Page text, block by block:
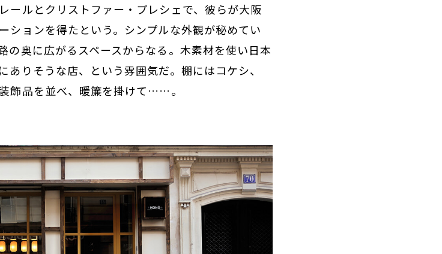
ールとクリストファー・プレシェで、彼らが大阪
ションを得たという。シンプルな外観が秘めてい
の奥に広がるスペースからなる。木素材を使い日本
りそうな店、という雰囲気だ。棚にはコケシ、
飾品を並べ、暖簾を掛けて……。